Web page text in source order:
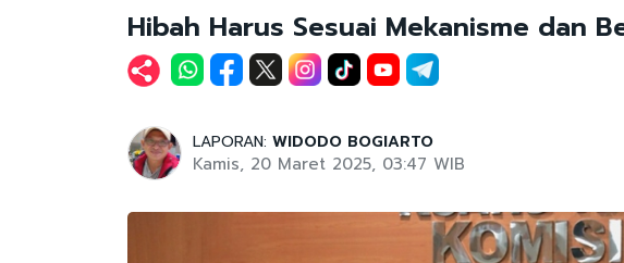
Hibah Harus Sesuai Mekanisme dan
LAPORAN: WIDODO BOGIARTO
Kamis, 20 Maret 2025, 03:47 WIB